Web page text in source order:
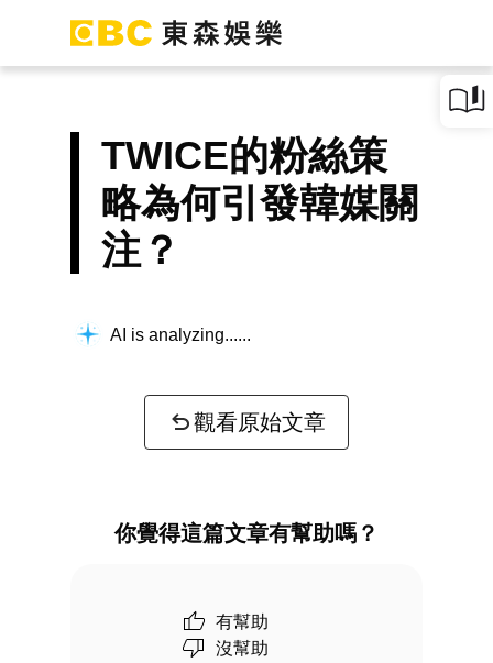
TWICE的粉絲策
略為何引發韓媒關
注？
AI is analyzing...
觀看原始文章
你覺得這篇文章有幫助嗎？
有幫助
沒幫助